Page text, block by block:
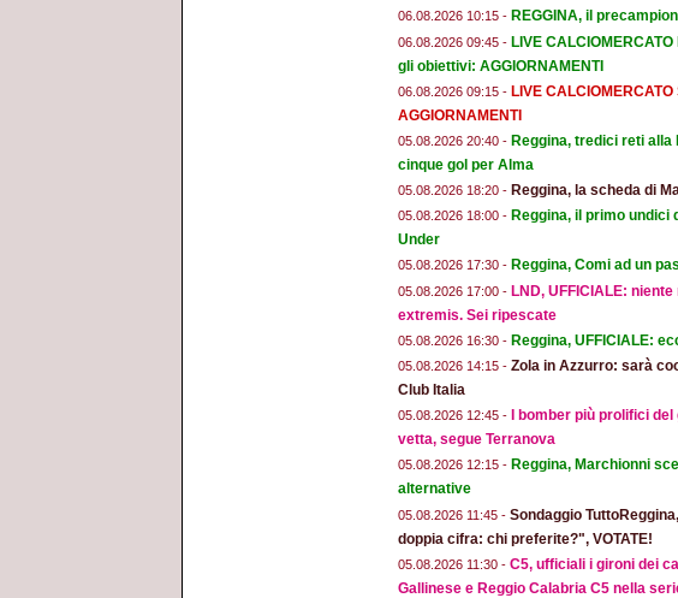
06.08.2026 10:15 - REGGINA, il
06.08.2026 09:45 - LIVE
gli obiettivi: AGGIORNAMENTI
06.08.2026 09:15 - LIVE
AGGIORNAMENTI
05.08.2026 20:40 - Reggina, tredici reti
cinque gol per Alma
05.08.2026 18:20 - Reggina, la scheda di
05.08.2026 18:00 - Reggina, il primo undici
Under
05.08.2026 17:30 - Reggina, Comi ad un
05.08.2026 17:00 - LND, UFFICIALE:
extremis. Sei ripescate
05.08.2026 16:30 - Reggina, UFFICIALE:
05.08.2026 14:15 - Zola in Azzurro: sarà
Club Italia
05.08.2026 12:45 -
I bomber più prolifici
vetta, segue Terranova
05.08.2026 12:15 - Reggina, Marchionni
alternative
05.08.2026 11:45 - Sondaggio
doppia cifra: chi preferite?", VOTATE!
05.08.2026 11:30 - C5, ufficiali i gironi dei
Gallinese e Reggio Calabria C5 nella